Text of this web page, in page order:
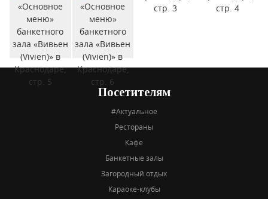
Посетителям
#Актуальное
Рестораны
Кафе
Банкетные залы
Загородный отдых
Караоке-клубы